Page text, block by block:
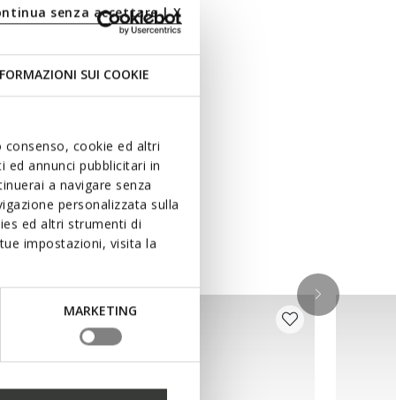
SUI COOKIE
cookie ed altri
annunci pubblicitari in
a navigare senza
personalizzata sulla
ed altri strumenti di
impostazioni, visita la
MARKETING
senza accettare | X